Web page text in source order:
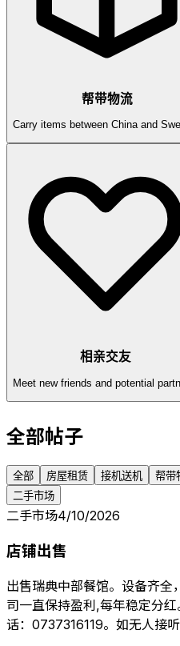
帮带物流
Carry items between China and
相亲交友
Meet new friends and potential
全部帖子
全部 房屋租赁 接机送机 帮带
二手市场
二手市场4/10/2026
店铺出售
出售瑞典中部餐馆。设备齐全
司一直保持盈利,每年稳定分
话：0737316119。如无人接